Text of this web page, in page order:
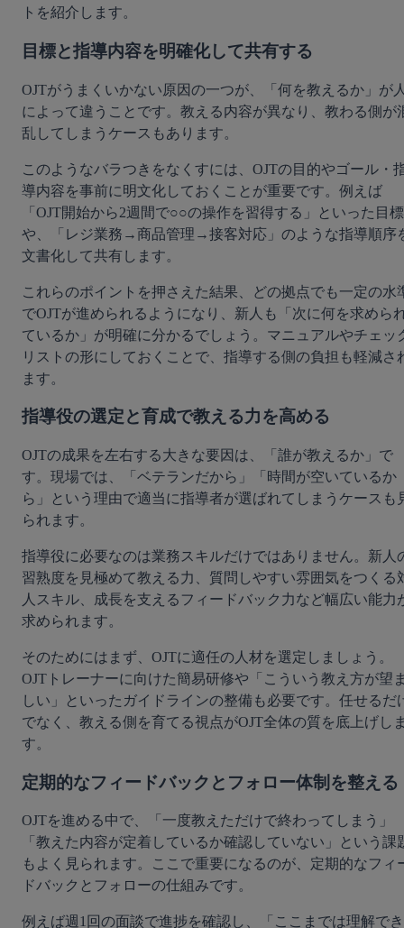
トを紹介します。
目標と指導内容を明確化して共有する
OJTがうまくいかない原因の一つが、「何を教えるか」が
によって違うことです。教える内容が異なり、教わる側が
乱してしまうケースもあります。
このようなバラつきをなくすには、OJTの目的やゴール・
導内容を事前に明文化しておくことが重要です。例えば
「OJT開始から2週間で○○の操作を習得する」といった目標
や、「レジ業務→商品管理→接客対応」のような指導順序
文書化して共有します。
これらのポイントを押さえた結果、どの拠点でも一定の水
でOJTが進められるようになり、新人も「次に何を求めら
ているか」が明確に分かるでしょう。マニュアルやチェッ
リストの形にしておくことで、指導する側の負担も軽減さ
ます。
指導役の選定と育成で教える力を高める
OJTの成果を左右する大きな要因は、「誰が教えるか」で
す。現場では、「ベテランだから」「時間が空いているか
ら」という理由で適当に指導者が選ばれてしまうケースも
られます。
指導役に必要なのは業務スキルだけではありません。新人
習熟度を見極めて教える力、質問しやすい雰囲気をつくる
人スキル、成長を支えるフィードバック力など幅広い能力
求められます。
そのためにはまず、OJTに適任の人材を選定しましょう。
OJTトレーナーに向けた簡易研修や「こういう教え方が望
しい」といったガイドラインの整備も必要です。任せるだ
でなく、教える側を育てる視点がOJT全体の質を底上げし
す。
定期的なフィードバックとフォロー体制を整える
OJTを進める中で、「一度教えただけで終わってしまう」
「教えた内容が定着しているか確認していない」という課
もよく見られます。ここで重要になるのが、定期的なフィ
ドバックとフォローの仕組みです。
例えば週1回の面談で進捗を確認し、「ここまでは理解でき